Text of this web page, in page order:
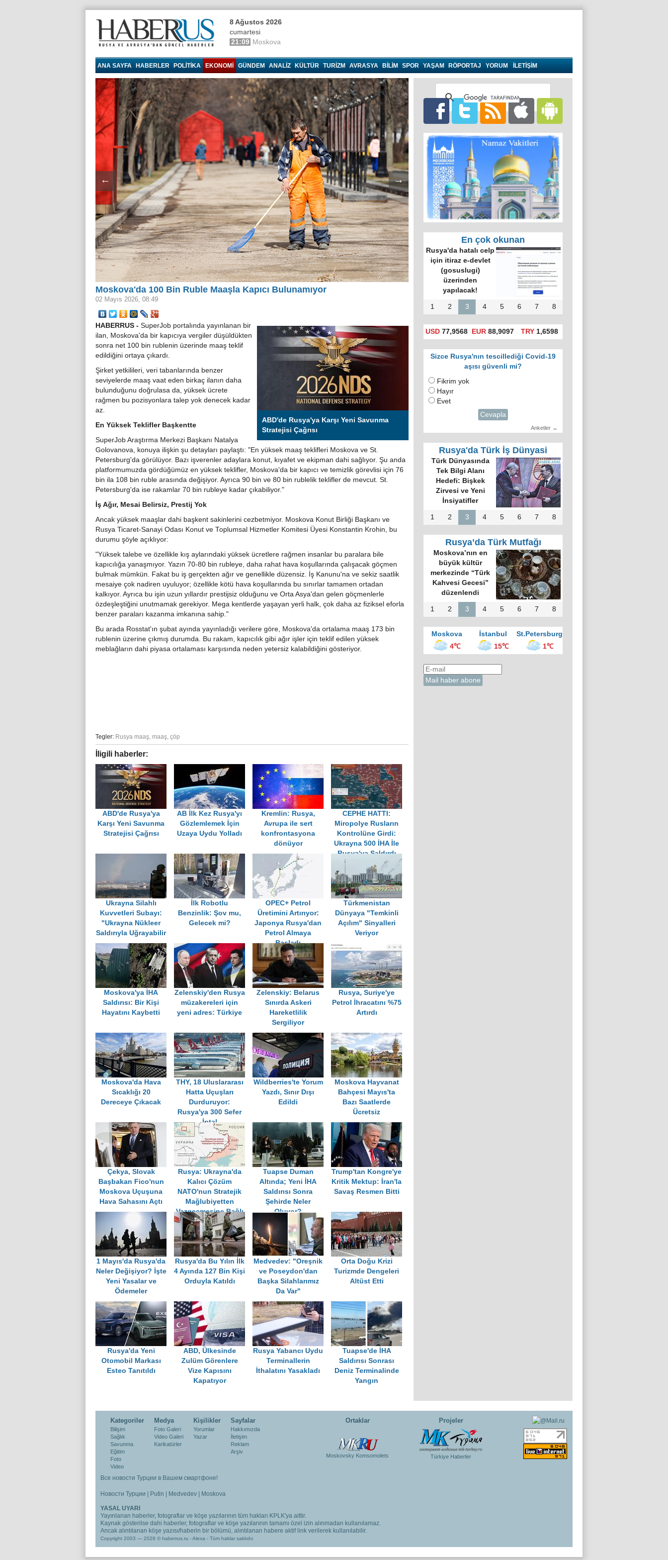
8 Ağustos 2026
cumartesi
21:09 Moskova
ANA SAYFA HABERLER POLITIKA EKONOMI GÜNDEM ANALIZ KÜLTÜR TURIZM AVRASYA BILIM SPOR YAŞAM RÖPORTAJ YORUM İLETİŞİM
← →
Moskova'da 100 Bin Ruble Maaşla Kapıcı Bulunamıyor
02 Mayıs 2026, 08:49
ABD'de Rusya'ya Karşı Yeni Savunma
Stratejisi Çağrısı
HABERRUS - SuperJob portalında yayınlanan bir
ilan, Moskova'da bir kapıcıya vergiler düşüldükten
sonra net 100 bin rublenin üzerinde maaş teklif
edildiğini ortaya çıkardı.
Şirket yetkilileri, veri tabanlarında benzer
seviyelerde maaş vaat eden birkaç ilanın daha
bulunduğunu doğrulasa da, yüksek ücrete
rağmen bu pozisyonlara talep yok denecek kadar
az.
En Yüksek Teklifler Başkentte
SuperJob Araştırma Merkezi Başkanı Natalya
Golovanova, konuya ilişkin şu detayları paylaştı: "En yüksek maaş teklifleri Moskova ve St.
Petersburg'da görülüyor. Bazı işverenler adaylara konut, kıyafet ve ekipman dahi sağlıyor. Şu anda
platformumuzda gördüğümüz en yüksek teklifler, Moskova'da bir kapıcı ve temizlik görevlisi için 76
bin ila 108 bin ruble arasında değişiyor. Ayrıca 90 bin ve 80 bin rublelik teklifler de mevcut. St.
Petersburg'da ise rakamlar 70 bin rubleye kadar çıkabiliyor."
İş Ağır, Mesai Belirsiz, Prestij Yok
Ancak yüksek maaşlar dahi başkent sakinlerini cezbetmiyor. Moskova Konut Birliği Başkanı ve
Rusya Ticaret-Sanayi Odası Konut ve Toplumsal Hizmetler Komitesi Üyesi Konstantin Krohin, bu
durumu şöyle açıklıyor:
"Yüksek talebe ve özellikle kış aylarındaki yüksek ücretlere rağmen insanlar bu paralara bile
kapıcılığa yanaşmıyor. Yazın 70-80 bin rubleye, daha rahat hava koşullarında çalışacak göçmen
bulmak mümkün. Fakat bu iş gerçekten ağır ve genellikle düzensiz. İş Kanunu'na ve sekiz saatlik
mesaiye çok nadiren uyuluyor; özellikle kötü hava koşullarında bu sınırlar tamamen ortadan
kalkıyor. Ayrıca bu işin uzun yıllardır prestijsiz olduğunu ve Orta Asya'dan gelen göçmenlerle
özdeşleştiğini unutmamak gerekiyor. Mega kentlerde yaşayan yerli halk, çok daha az fiziksel eforla
benzer paraları kazanma imkanına sahip."
Bu arada Rosstat'ın şubat ayında yayınladığı verilere göre, Moskova'da ortalama maaş 173 bin
rublenin üzerine çıkmış durumda. Bu rakam, kapıcılık gibi ağır işler için teklif edilen yüksek
meblağların dahi piyasa ortalaması karşısında neden yetersiz kalabildiğini gösteriyor.
Tegler: Rusya maaş maaş çöp
İligili haberler:
ABD'de Rusya'ya
Karşı Yeni Savunma
Stratejisi Çağrısı
AB İlk Kez Rusya'yı
Gözlemlemek İçin
Uzaya Uydu Yolladı
Kremlin: Rusya,
Avrupa ile sert
konfrontasyona
dönüyor
CEPHE HATTI:
Miropolye Rusların
Kontrolüne Girdi:
Ukrayna 500 İHA İle
Rusya'ya Saldırdı
Ukrayna Silahlı
Kuvvetleri Subayı:
"Ukrayna Nükleer
Saldırıyla Uğrayabilir
İlk Robotlu
Benzinlik: Şov mu,
Gelecek mi?
OPEC+ Petrol
Üretimini Artırıyor:
Japonya Rusya'dan
Petrol Almaya
Başladı
Türkmenistan
Dünyaya "Temkinli
Açılım" Sinyalleri
Veriyor
Moskova'ya İHA
Saldırısı: Bir Kişi
Hayatını Kaybetti
Zelenskiy'den Rusya
müzakereleri için
yeni adres: Türkiye
Zelenskiy: Belarus
Sınırda Askeri
Hareketlilik
Sergiliyor
Rusya, Suriye'ye
Petrol İhracatını %75
Artırdı
Moskova'da Hava
Sıcaklığı 20
Dereceye Çıkacak
THY, 18 Uluslararası
Hatta Uçuşları
Durduruyor:
Rusya'ya 300 Sefer
İptal
Wildberries'te Yorum
Yazdı, Sınır Dışı
Edildi
Moskova Hayvanat
Bahçesi Mayıs'ta
Bazı Saatlerde
Ücretsiz
Çekya, Slovak
Başbakan Fico'nun
Moskova Uçuşuna
Hava Sahasını Açtı
Rusya: Ukrayna'da
Kalıcı Çözüm
NATO'nun Stratejik
Mağlubiyetten
Vazgeçmesine Bağlı
Tuapse Duman
Altında; Yeni İHA
Saldırısı Sonra
Şehirde Neler
Oluyor?
Trump'tan Kongre'ye
Kritik Mektup: İran'la
Savaş Resmen Bitti
1 Mayıs'da Rusya'da
Neler Değişiyor? İşte
Yeni Yasalar ve
Ödemeler
Rusya'da Bu Yılın İlk
4 Ayında 127 Bin Kişi
Orduyla Katıldı
Medvedev: "Oreşnik
ve Poseydon'dan
Başka Silahlarımız
Da Var"
Orta Doğu Krizi
Turizmde Dengeleri
Altüst Etti
Rusya'da Yeni
Otomobil Markası
Esteo Tanıtıldı
ABD, Ülkesinde
Zulüm Görenlere
Vize Kapısını
Kapatıyor
Rusya Yabancı Uydu
Terminallerin
İthalatını Yasakladı
Tuapse'de İHA
Saldırısı Sonrası
Deniz Terminalinde
Yangın
En çok okunan
Rusya'da hatalı celp
için itiraz e-devlet
(gosuslugi)
üzerinden
yapılacak!
1 2 3 4 5 6 7 8
USD 77,9568 EUR 88,9097 TRY1,6598
Sizce Rusya'nın tescillediği Covid-19
aşısı güvenli mi?
Fikrim yok
Hayır
Evet
Cevapla
Anketler →
Rusya'da Türk İş Dünyasi
Türk Dünyasında
Tek Bilgi Alanı
Hedefi: Bişkek
Zirvesi ve Yeni
İnsiyatifler
1 2 3 4 5 6 7 8
Rusya’da Türk Mutfağı
Moskova’nın en
büyük kültür
merkezinde “Türk
Kahvesi Gecesi”
düzenlendi
1 2 3 4 5 6 7 8
Moskova İstanbul
St.Petersburg
4℃
15℃ 1℃
Kategoriler
Bilişim
Sağlık
Savunma
Eğitim
Foto
Video
Medya
Foto Galeri
Video Galeri
Karikatürler
Kişilikler
Yorumlar
Yazar
Sayfalar
Hakkımızda
İletişim
Reklam
Arşiv
Ortaklar
Moskovsky Komsomolets
Projeler
Türkiye Haberler
Все новости Турции в Вашем смартфоне!
Новости Турции | Putin | Medvedev | Moskova
YASAL UYARI
Yayınlanan haberler, fotograflar ve köşe yazılarının tüm hakları KPLK'ya aittir.
Kaynak gösterilse dahi haberler, fotograflar ve köşe yazılarının tamamı özel izin alınmadan kullanılamaz.
Ancak alıntılanan köşe yazısı/haberin bir bölümü, alıntılanan habere aktif link verilerek kullanılabilir.
Copyright 2003 — 2026 © haberrus.ru -Alexa - Tüm haklar saklıdır.